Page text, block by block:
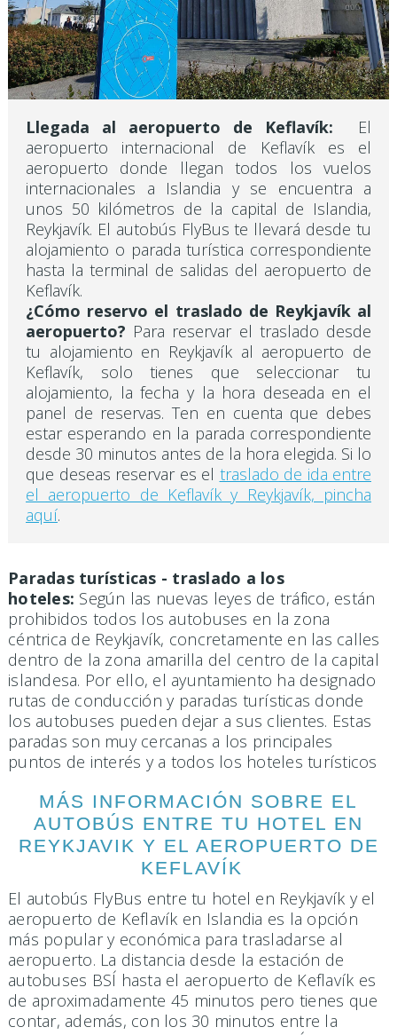
Llegada al aeropuerto de Keflavík: El
aeropuerto internacional de Keflavík es el
aeropuerto donde llegan todos los vuelos
internacionales a Islandia y se encuentra a
unos 50 kilómetros de la capital de Islandia,
Reykjavík. El autobús FlyBus te llevará desde tu
alojamiento o parada turística correspondiente
hasta la terminal de salidas del aeropuerto de
Keflavík.
¿Cómo reservo el traslado de Reykjavík al
aeropuerto? Para reservar el traslado desde
tu alojamiento en Reykjavík al aeropuerto de
Keflavík, solo tienes que seleccionar tu
alojamiento, la fecha y la hora deseada en el
panel de reservas. Ten en cuenta que debes
estar esperando en la parada correspondiente
desde 30 minutos antes de la hora elegida. Si lo
que deseas reservar es el traslado de ida entre
el aeropuerto de Keflavík y Reykjavík, pincha
aquí.
Paradas turísticas - traslado a los
hoteles: Según las nuevas leyes de tráfico, están
prohibidos todos los autobuses en la zona
céntrica de Reykjavík, concretamente en las calles
dentro de la zona amarilla del centro de la capital
islandesa. Por ello, el ayuntamiento ha designado
rutas de conducción y paradas turísticas donde
los autobuses pueden dejar a sus clientes. Estas
paradas son muy cercanas a los principales
puntos de interés y a todos los hoteles turísticos
MÁS INFORMACIÓN SOBRE EL
AUTOBÚS ENTRE TU HOTEL EN
REYKJAVIK Y EL AEROPUERTO DE
KEFLAVÍK
El autobús FlyBus entre tu hotel en Reykjavík y el
aeropuerto de Keflavík en Islandia es la opción
más popular y económica para trasladarse al
aeropuerto. La distancia desde la estación de
autobuses BSÍ hasta el aeropuerto de Keflavík es
de aproximadamente 45 minutos pero tienes que
contar, además, con los 30 minutos entre la